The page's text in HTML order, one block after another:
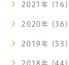
2021年 (16)
2020年 (36)
2019年 (53)
2018年 (44)